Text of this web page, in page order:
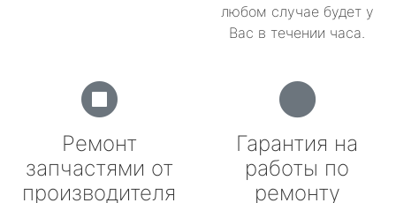
любом случае будет у
Вас в течении часа.
Ремонт
запчастями от
производителя
Гарантия на
работы по
ремонту